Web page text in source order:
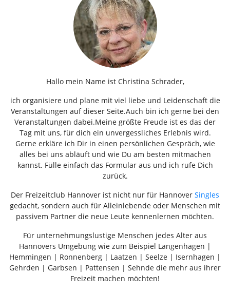
Hallo mein Name ist Christina Schrader,
ich organisiere und plane mit viel liebe und Leidenschaft die
Veranstaltungen auf dieser Seite.Auch bin ich gerne bei den
Veranstaltungen dabei.Meine größte Freude ist es das der
Tag mit uns, für dich ein unvergessliches Erlebnis wird.
Gerne erkläre ich Dir in einen persönlichen Gespräch, wie
alles bei uns abläuft und wie Du am besten mitmachen
kannst. Fülle einfach das Formular aus und ich rufe Dich
zurück.
Der Freizeitclub Hannover ist nicht nur für Hannover Singles
gedacht, sondern auch für Alleinlebende oder Menschen mit
passivem Partner die neue Leute kennenlernen möchten.
Für unternehmungslustige Menschen jedes Alter aus
Hannovers Umgebung wie zum Beispiel Langenhagen |
Hemmingen | Ronnenberg | Laatzen | Seelze | Isernhagen |
Gehrden | Garbsen | Pattensen | Sehnde die mehr aus ihrer
Freizeit machen möchten!